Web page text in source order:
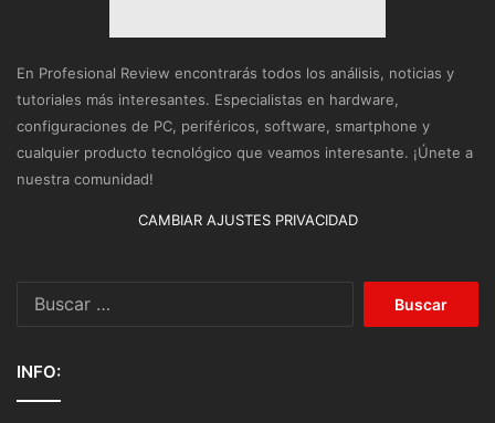
En Profesional Review encontrarás todos los análisis, noticias y
tutoriales más interesantes. Especialistas en hardware,
configuraciones de PC, periféricos, software, smartphone y
cualquier producto tecnológico que veamos interesante. ¡Únete a
nuestra comunidad!
CAMBIAR AJUSTES PRIVACIDAD
INFO: